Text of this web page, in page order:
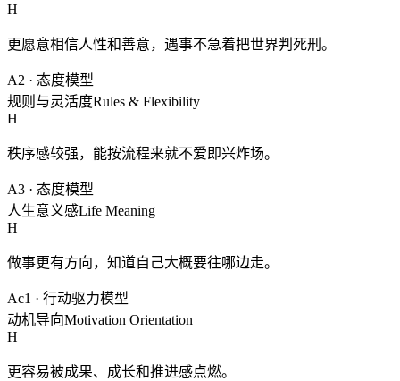
H
更愿意相信人性和善意，遇事不急着把世界判死刑。
A2 · 态度模型
规则与灵活度Rules & Flexibility
H
秩序感较强，能按流程来就不爱即兴炸场。
A3 · 态度模型
人生意义感Life Meaning
H
做事更有方向，知道自己大概要往哪边走。
Ac1 · 行动驱力模型
动机导向Motivation Orientation
H
更容易被成果、成长和推进感点燃。